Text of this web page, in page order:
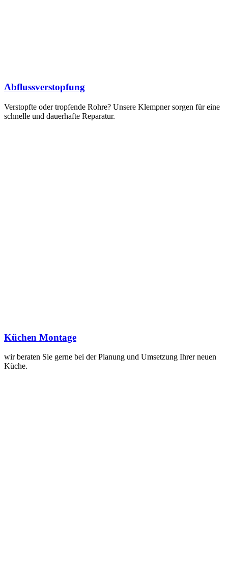
Abflussverstopfung
Verstopfte oder tropfende Rohre? Unsere Klempner sorgen für eine
schnelle und dauerhafte Reparatur.
Küchen Montage
wir beraten Sie gerne bei der Planung und Umsetzung Ihrer neuen
Küche.